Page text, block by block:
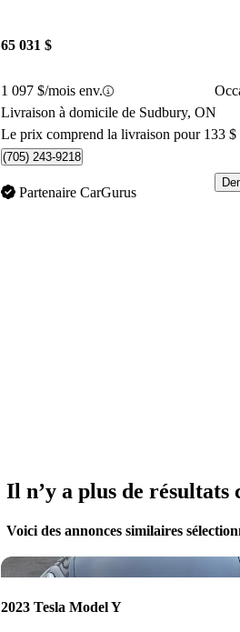
65 031 $
1 097 $/mois env.
Livraison à domicile de Sudbury, ON
Le prix comprend la livraison pour 133 $
(705) 243-9218
Partenaire CarGurus
Il n’y a plus de résultats
Voici des annonces similaires
2023 Tesla Model Y